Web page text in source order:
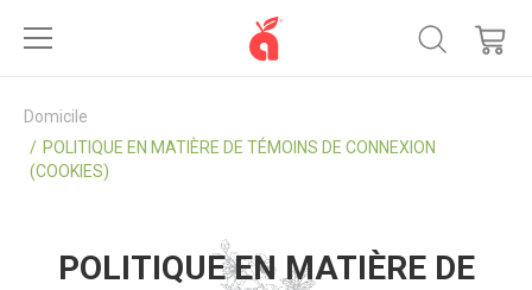
Domicile
POLITIQUE EN MATIÈRE DE TÉMOINS DE CONNEXION
(COOKIES)
POLITIQUE EN MATIÈRE DE